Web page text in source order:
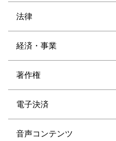
法律
経済・事業
著作権
電子決済
音声コンテンツ